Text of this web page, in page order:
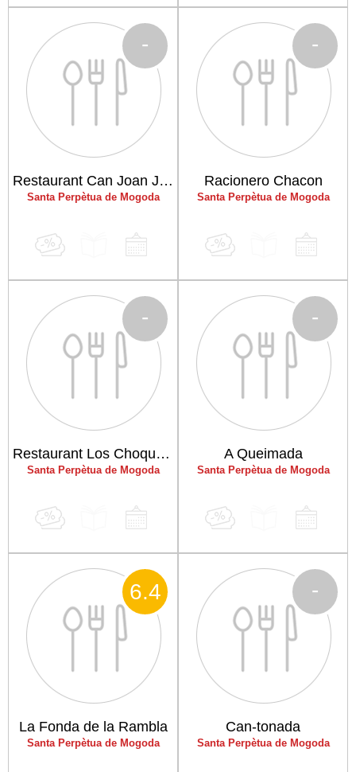
Restaurant Can Joan Junio
Santa Perpètua de Mogoda
-
Racionero Chacon
Santa Perpètua de Mogoda
-
Restaurant Los Choqueros II
Santa Perpètua de Mogoda
-
A Queimada
Santa Perpètua de Mogoda
-
La Fonda de la Rambla
Santa Perpètua de Mogoda
6.4
Can-tonada
Santa Perpètua de Mogoda
-